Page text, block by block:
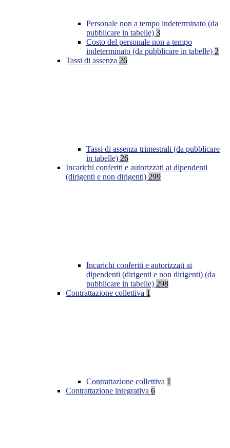
Personale non a tempo indeterminato (da
pubblicare in tabelle) 3
Costo del personale non a tempo
indeterminato (da pubblicare in tabelle) 2
Tassi di assenza 26
Tassi di assenza trimestrali (da pubblicare
in tabelle) 26
Incarichi conferiti e autorizzati ai dipendenti
(dirigenti e non dirigenti) 299
Incarichi conferiti e autorizzati ai
dipendenti (dirigenti e non dirigenti) (da
pubblicare in tabelle) 298
Contrattazione collettiva 1
Contrattazione collettiva 1
Contrattazione integrativa 6